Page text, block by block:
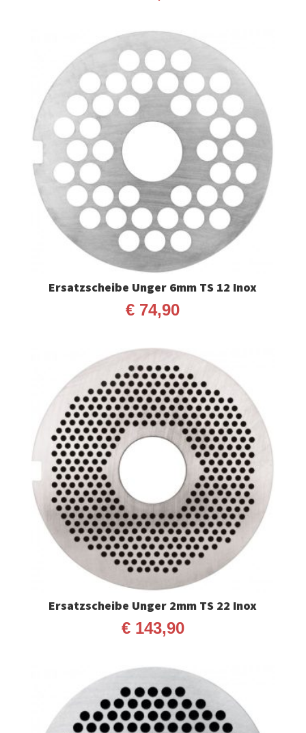
Ersatzscheibe Unger 6mm TS 12 Inox
€ 74,90
Ersatzscheibe Unger 2mm TS 22 Inox
€143,90